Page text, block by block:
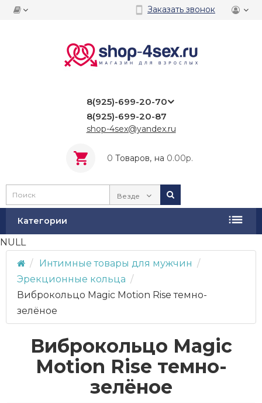
Заказать звонок
8(925)-699-20-70
8(925)-699-20-87
shop-4sex@yandex.ru
0 Tоваров, на 0.00р.
Везде
Категории
NULL
Интимные товары для мужчин
Эрекционные кольца
Виброкольцо Magic Motion Rise темно-
зелёное
Виброкольцо Magic
Motion Rise темно-
зелёное